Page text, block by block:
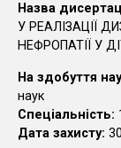
Назва
У РЕАЛІЗАЦІЇ
НЕФРОПАТІЇ У
На здобуття
наук
Cпеціальність:
Дата захисту: